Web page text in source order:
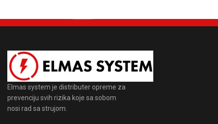
Elmas system je distributer opreme za
prevenciju svih rizika koje sa sobom
nosi rad sa strujom.